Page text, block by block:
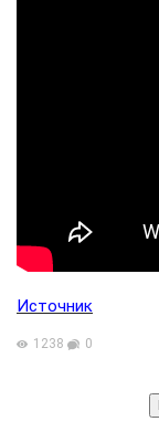
Источник
1238 0